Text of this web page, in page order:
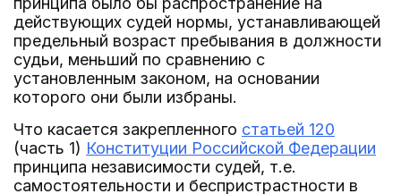
действующих судей нормы, устанавливающей
предельный возраст пребывания в должности
судьи, меньший по сравнению с
установленным законом, на основании
которого они были избраны.
Что касается закрепленного статьей 120
(часть 1) Конституции Российской Федерации
принципа независимости судей, т.е.
самостоятельности и беспристрастности в